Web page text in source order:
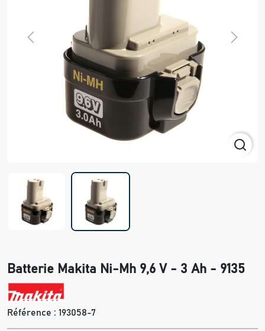
Previous Next
Batterie Makita Ni-Mh 9,6 V - 3 Ah - 9135
Référence : 193058-7